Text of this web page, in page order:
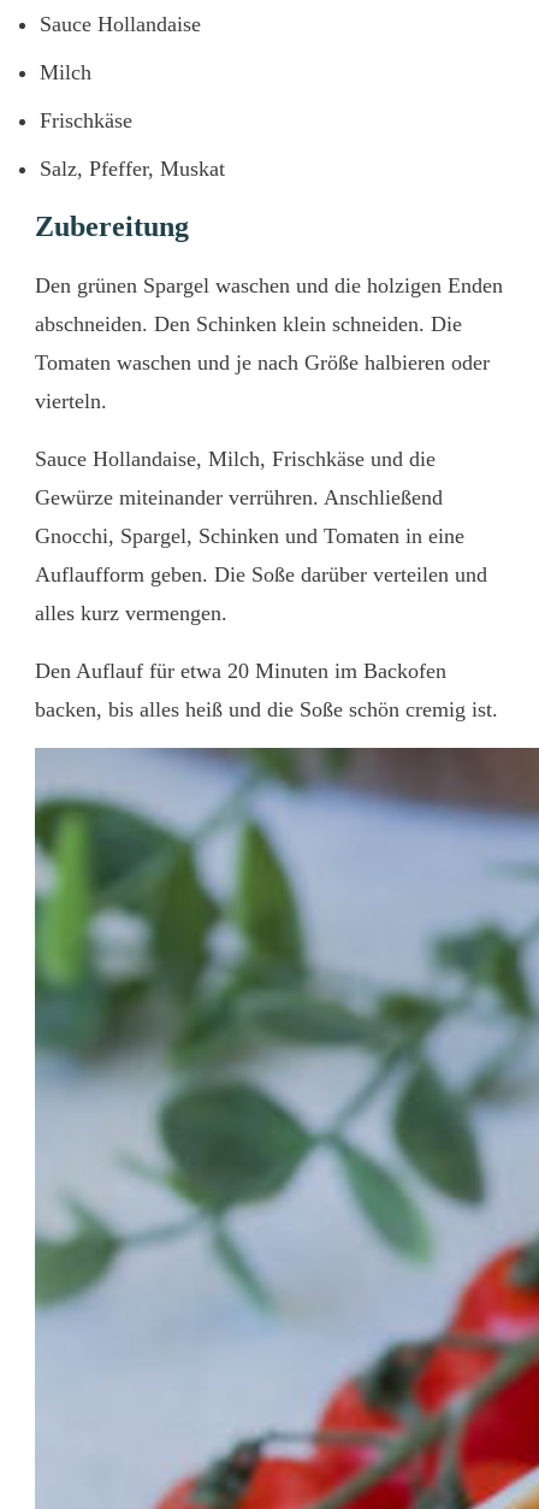
Sauce Hollandaise
Milch
Frischkäse
Salz, Pfeffer, Muskat
Zubereitung
Den grünen Spargel waschen und die holzigen Enden
abschneiden. Den Schinken klein schneiden. Die
Tomaten waschen und je nach Größe halbieren oder
vierteln.
Sauce Hollandaise, Milch, Frischkäse und die
Gewürze miteinander verrühren. Anschließend
Gnocchi, Spargel, Schinken und Tomaten in eine
Auflaufform geben. Die Soße darüber verteilen und
alles kurz vermengen.
Den Auflauf für etwa 20 Minuten im Backofen
backen, bis alles heiß und die Soße schön cremig ist.